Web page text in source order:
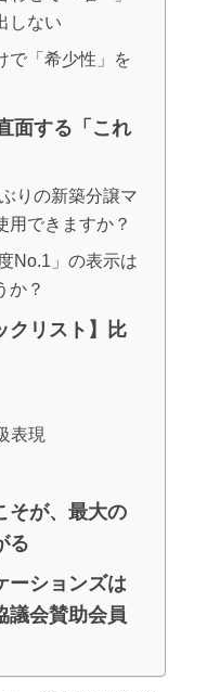
しない
で「希少性」を
面する「これ
りの新築分譲マ
用できますか？
No.1」の表示は
か？
クリスト】比
表現
そが、最大の
る
ーションズは
議会賛助会員